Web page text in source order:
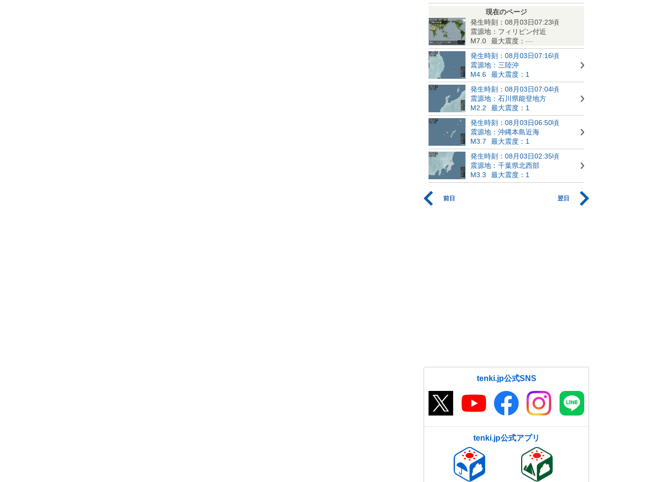
現在のページ
発生時刻：08月03日07:23頃
震源地：フィリピン付近
M7.0
最大震度： ---
発生時刻：08月03日07:16頃
震源地：三陸沖
M4.6
最大震度：1
発生時刻：08月03日07:04頃
震源地：石川県能登地方
M2.2
最大震度：1
発生時刻：08月03日06:50頃
震源地：沖縄本島近海
M3.7
最大震度：1
発生時刻：08月03日02:35頃
震源地：千葉県北西部
M3.3
最大震度：1
前日 翌日
tenki.jp公式SNS
tenki.jp公式アプリ